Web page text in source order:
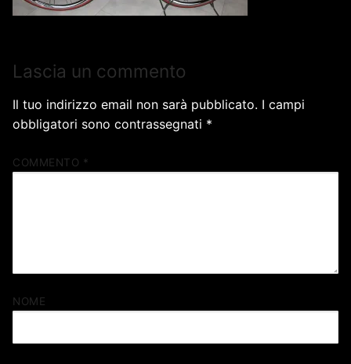
Lascia un commento
Il tuo indirizzo email non sarà pubblicato. I campi
obbligatori sono contrassegnati *
COMMENTO *
NOME